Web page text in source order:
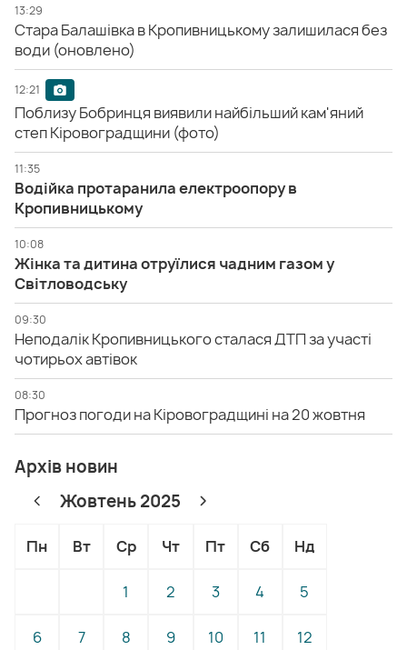
13:29
Стара Балашівка в Кропивницькому залишилася без
води (оновлено)
12:21
Поблизу Бобринця виявили найбільший кам'яний
степ Кіровоградщини (фото)
11:35
Водійка протаранила електроопору в
Кропивницькому
10:08
Жінка та дитина отруїлися чадним газом у
Світловодську
09:30
Неподалік Кропивницького сталася ДТП за участі
чотирьох автівок
08:30
Прогноз погоди на Кіровоградщині на 20 жовтня
Архів новин
Жовтень 2025
Пн Вт Ср Чт Пт Сб Нд
1 2 3 4 5
6 7 8 9 10 11 12